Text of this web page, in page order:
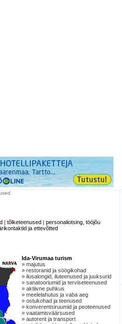
|tõlketeenused |personaliotsing, tööjõu
ja ettevõtted
Ida-Virumaa turism
» majutus
» restoranid ja söögikohad
» ilusalongid, iluteenused ja juuksurid
» sanatooriumid ja terviseteenused
» aktiivne puhkus
» meelelahutus ja vaba aeg
» ostukohad ja teenused
» konverentsiruumid ja peoteenused
» vaatamisväärsused
» autorent ja transport